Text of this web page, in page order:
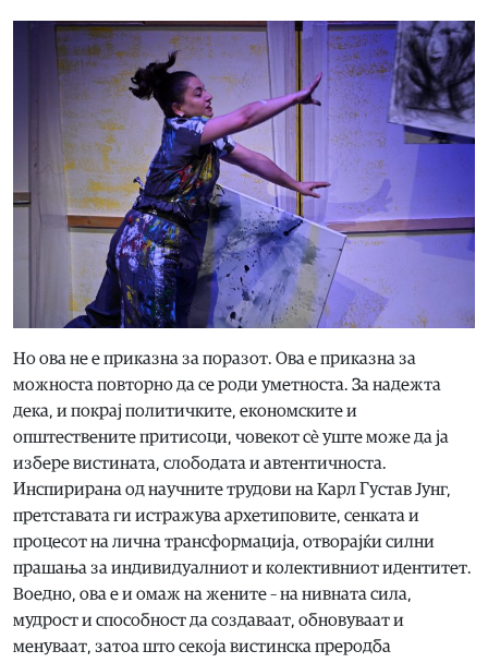
Но ова не е приказна за поразот. Ова е приказна за
можноста повторно да се роди уметноста. За надежта
дека, и покрај политичките, економските и
општествените притисоци, човекот сè уште може да ја
избере вистината, слободата и автентичноста.
Инспирирана од научните трудови на Карл Густав Јунг,
претставата ги истражува архетиповите, сенката и
процесот на лична трансформација, отворајќи силни
прашања за индивидуалниот и колективниот идентитет.
Воедно, ова е и омаж на жените – на нивната сила,
мудрост и способност да создаваат, обновуваат и
менуваат, затоа што секоја вистинска преродба